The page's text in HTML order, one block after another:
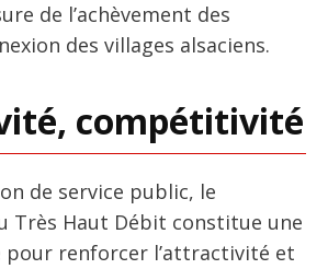
de l’achèvement des
des villages alsaciens.
compétitivité
de service public, le
Très Haut Débit constitue une
pour renforcer l’attractivité et